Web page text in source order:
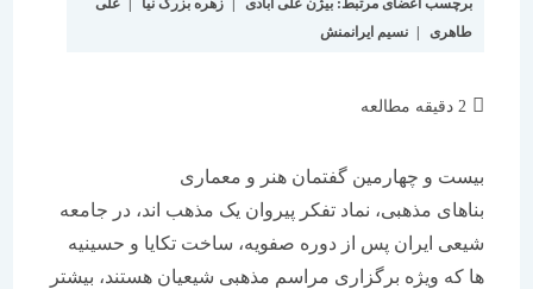
برچسب اعضای مرتبط: بیژن علی آبادی | زهره بزرگ نیا | علی
| نسیم ایرانمنش
بیست و چهارمین گفتمان هنر و معماری
بناهای مذهبی، نماد تفکر پیروان یک مذهب اند، در جامعه
شیعی ایران پس از دوره صفویه، ساخت تکایا و حسینیه
ها که ویژه برگزاری مراسم مذهبی شیعیان هستند، بیشتر